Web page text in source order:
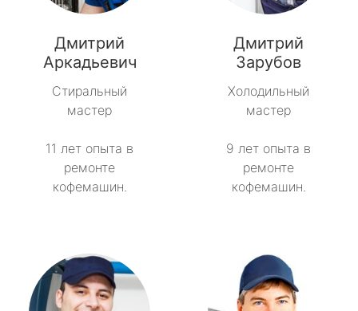
Дмитрий
Аркадьевич
Стиральный
мастер
11 лет опыта в
ремонте
кофемашин.
Дмитрий
Зарубов
Холодильный
мастер
9 лет опыта в
ремонте
кофемашин.